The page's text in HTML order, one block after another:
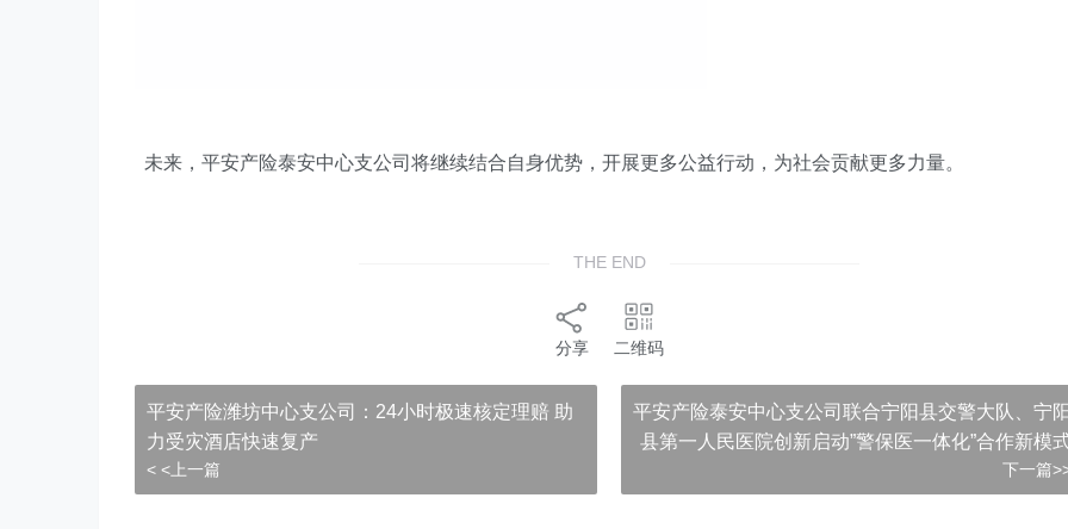
未来，平安产险泰安中心支公司 将继续结合自身优势，开展更多公益行动，为社会贡献更多力量。
THE END
分享 二维码
平安产险潍坊中心支公司：24小时极速核定理赔 助
力受灾酒店快速复产
< <上一篇
平安产险泰安中心支公司联合宁阳县交警大队、宁
县第一人民医院创新启动”警保医一体化”合作新模
下一篇